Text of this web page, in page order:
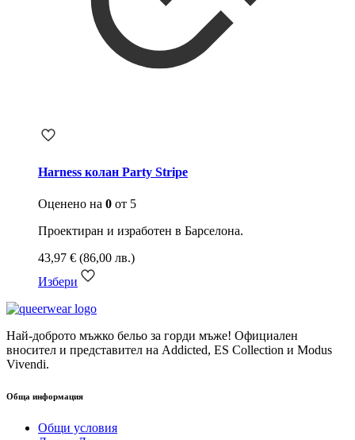
Harness колан Party Stripe
Оценено на 0 от 5
Проектиран и изработен в Барселона.
43,97 € (86,00 лв.)
Избери
Най-доброто мъжко бельо за горди мъже! Официален
вносител и представител на Addicted, ES Collection и Modus
Vivendi.
Обща информация
Общи условия